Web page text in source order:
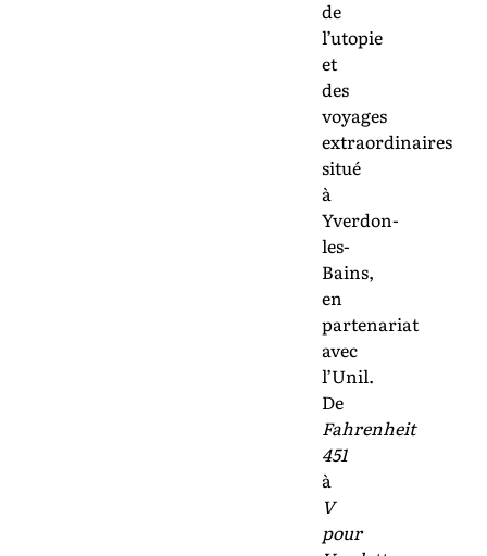
de
l’utopie
et
des
voyages
extraordinaires
situé
à
Yverdon-
les-
Bains,
en
partenariat
avec
l’Unil.
De
Fahrenheit
451
à
V
pour